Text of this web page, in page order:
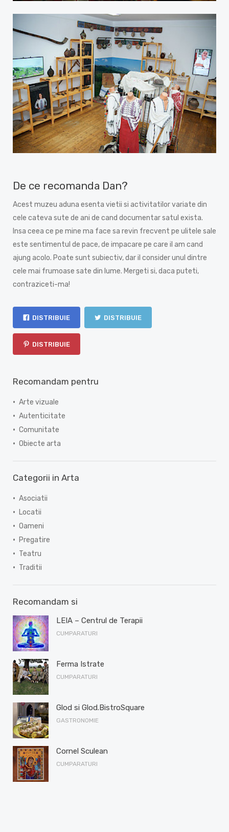
De ce recomanda Dan?
Acest muzeu aduna esenta vietii si activitatilor variate din
cele cateva sute de ani de cand documentar satul exista.
Insa ceea ce pe mine ma face sa revin frecvent pe ulitele sale
este sentimentul de pace, de impacare pe care il am cand
ajung acolo. Poate sunt subiectiv, dar il consider unul dintre
cele mai frumoase sate din lume. Mergeti si, daca puteti,
contraziceti-ma!
DISTRIBUIE DISTRIBUIE
DISTRIBUIE
Recomandam pentru
Arte vizuale
Autenticitate
Comunitate
Obiecte arta
Categorii in Arta
Asociatii
Locatii
Oameni
Pregatire
Teatru
Traditii
Recomandam si
LEIA – Centrul de Terapii
CUMPARATURI
Ferma Istrate
CUMPARATURI
Glod si Glod.BistroSquare
GASTRONOMIE
Cornel Sculean
CUMPARATURI